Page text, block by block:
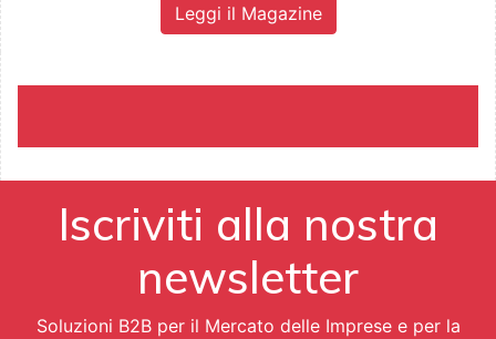
Leggi il Magazine
Iscriviti alla nostra
newsletter
Soluzioni B2B per il Mercato delle Imprese e per la